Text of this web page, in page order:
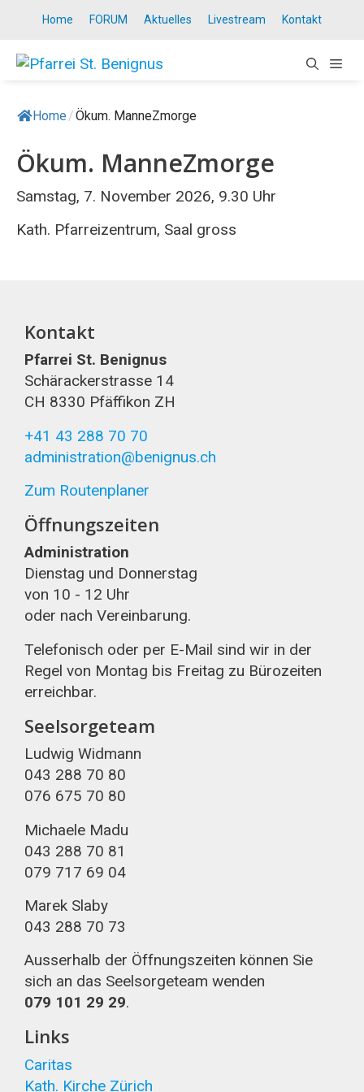
Inhalt
Home FORUM Aktuelles Livestream Kontakt
Home /Ökum. ManneZmorge
Ökum. ManneZmorge
Samstag, 7. November 2026, 9.30 Uhr
Kath. Pfarreizentrum, Saal gross
Kontakt
Pfarrei St. Benignus
Schärackerstrasse 14
CH 8330 Pfäffikon ZH
+41 43 288 70 70
administration@benignus.ch
Zum Routenplaner
Öffnungszeiten
Administration
Dienstag und Donnerstag
von 10 - 12 Uhr
oder nach Vereinbarung.
Telefonisch oder per E-Mail sind wir in der
Regel von Montag bis Freitag zu Bürozeiten
erreichbar.
Seelsorgeteam
Ludwig Widmann
043 288 70 80
076 675 70 80
Michaele Madu
043 288 70 81
079 717 69 04
Marek Slaby
043 288 70 73
Ausserhalb der Öffnungszeiten können Sie
sich an das Seelsorgeteam wenden
079 101 29 29.
Links
Caritas
Kath. Kirche Zürich